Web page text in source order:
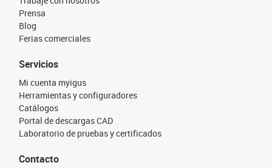
Prensa
Blog
Ferias comerciales
Servicios
Mi cuenta myigus
Herramientas y configuradores
Catálogos
Portal de descargas CAD
Laboratorio de pruebas y certificados
Contacto